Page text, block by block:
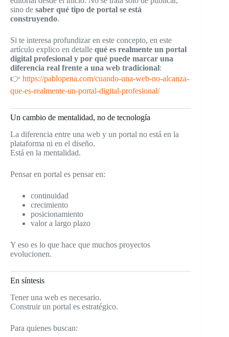
sino de saber qué tipo de portal se está
construyendo.
Si te interesa profundizar en este concepto, en este
artículo explico en detalle qué es realmente un portal
digital profesional y por qué puede marcar una
diferencia real frente a una web tradicional:
👉 https://pablopena.com/cuando-una-web-no-alcanza-
que-es-realmente-un-portal-digital-profesional/
Un cambio de mentalidad, no de tecnología
La diferencia entre una web y un portal no está en la
plataforma ni en el diseño.
Está en la mentalidad.
Pensar en portal es pensar en:
continuidad
crecimiento
posicionamiento
valor a largo plazo
Y eso es lo que hace que muchos proyectos
evolucionen.
En síntesis
Tener una web es necesario.
Construir un portal es estratégico.
Para quienes buscan: